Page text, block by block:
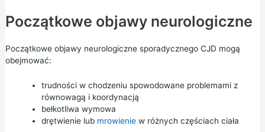
Początkowe objawy neurologiczne
Początkowe objawy neurologiczne sporadycznego CJD mogą
obejmować:
trudności w chodzeniu spowodowane problemami z
równowagą i koordynacją
bełkotliwa wymowa
drętwienie lub mrowieniew różnych częściach ciała